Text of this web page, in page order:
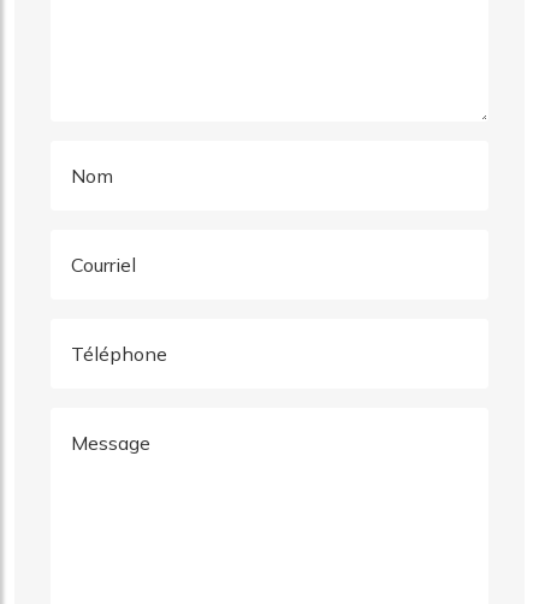
Nom
Courriel
Téléphone
Message